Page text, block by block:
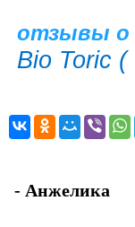
отзывы о
Bio Toric (
- Анжелика